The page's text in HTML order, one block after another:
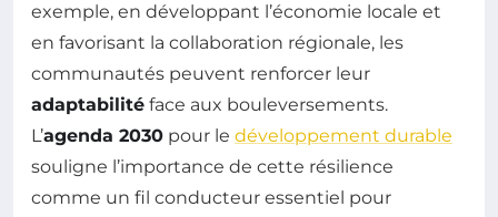
exemple, en développant l’économie locale et
en favorisant la collaboration régionale, les
communautés peuvent renforcer leur
adaptabilité face aux bouleversements.
L’agenda 2030 pour le développement durable
souligne l’importance de cette résilience
comme un fil conducteur essentiel pour